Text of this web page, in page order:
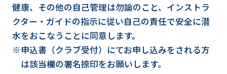
健康、その他の自己管理は勿論のこと、インストラ
クター・ガイドの指示に従い自己の責任で安全に潜
水をおこなうことに同意します。
※申込書（クラブ受付）にてお申し込みをされる方
は該当欄の署名捺印をお願いします。